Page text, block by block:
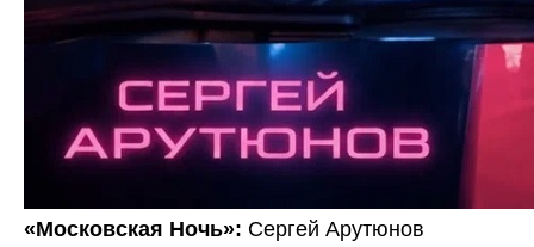
«Московская Ночь»: Сергей Арутюнов